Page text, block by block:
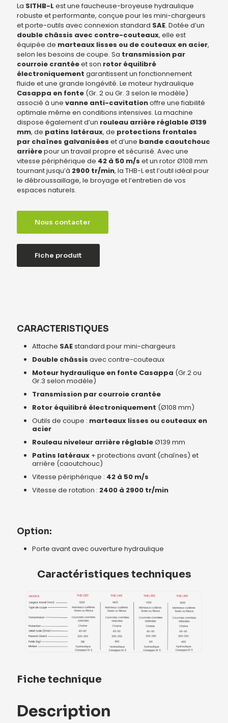
La SITHB-L est une faucheuse-broyeuse hydraulique
robuste et performante, conçue pour les mini-chargeurs
et porte-outils avec connexion standard SAE. Dotée d’un
double châssis avec contre-couteaux, elle est
équipée de marteaux lisses ou de couteaux en acier,
selon les besoins de coupe. Sa transmission par
courroie crantéeet son rotor équilibré
électroniquement garantissent un fonctionnement
fluide et une grande longévité. Le moteur hydraulique
Casappa en fonte (Gr. 2 ou Gr. 3 selon le modèle)
associé à une vanne anti-cavitationoffre une fiabilité
optimale même en conditions intensives. La machine
dispose également d’un rouleau arrière réglable Ø139
mm, de patins latéraux, de protections frontales
par chaînes galvanisées et d’une bande caoutchouc
arrièrepour un travail propre et sécurisé. Avec une
vitesse périphérique de 42 à 50 m/s et un rotor Ø108 mm
tournant jusqu’à 2900 tr/min, la THB-L est l’outil idéal pour
le débroussaillage, le broyage et l’entretien de vos
espaces naturels.
Nous contacter
Fiche produit
CARACTERISTIQUES
Attache SAEstandard pour mini-chargeurs
Double châssis avec contre-couteaux
Moteur hydraulique en fonte Casappa (Gr.2 ou
Gr.3 selon modèle)
Transmission par courroie crantée
Rotor équilibré électroniquement (Ø108 mm)
Outils de coupe : marteaux lisses ou couteaux en
acier
Rouleau niveleur arrière réglableØ139 mm
Patins latéraux + protections avant (chaînes) et
arrière (caoutchouc)
Vitesse périphérique : 42 à 50 m/s
Vitesse de rotation : 2400 à 2900 tr/min
Option:
Porte avant avec ouverture hydraulique
Caractéristiques techniques
Fiche technique
Description